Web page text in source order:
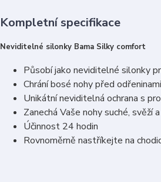
Kompletní specifikace
Neviditelné silonky Bama Silky comfort
Působí jako neviditelné silonky
Chrání bosé nohy před
Unikátní neviditelná ochrana s
Zanechá Vaše nohy suché, svěží
Účinnost 24 hodin
Rovnoměrně nastříkejte na